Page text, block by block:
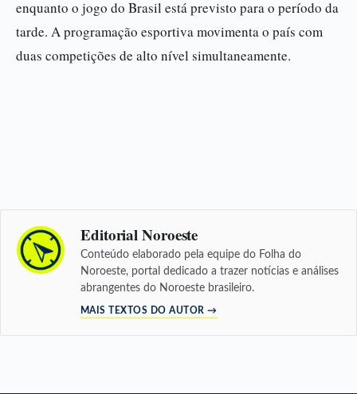
enquanto o jogo do Brasil está previsto para o período da
tarde. A programação esportiva movimenta o país com
duas competições de alto nível simultaneamente.
Editorial Noroeste
Conteúdo elaborado pela equipe do Folha do
Noroeste, portal dedicado a trazer notícias e análises
abrangentes do Noroeste brasileiro.
MAIS TEXTOS DO AUTOR →